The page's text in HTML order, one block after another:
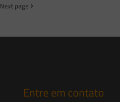
Next page
Entre em contato